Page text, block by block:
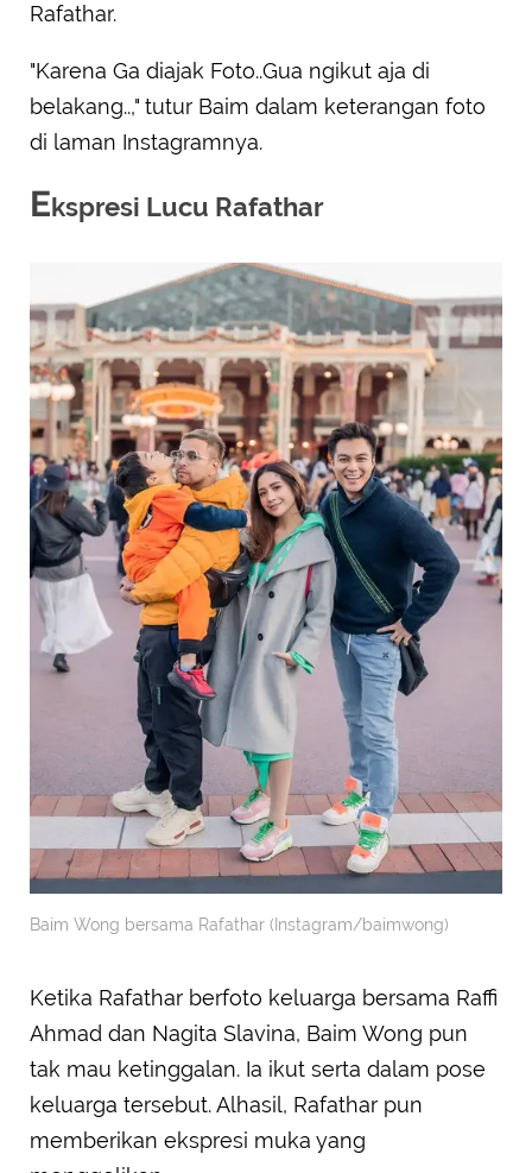
Rafathar.
"Karena Ga diajak Foto..Gua ngikut aja di
belakang..," tutur Baim dalam keterangan foto
di laman Instagramnya.
Ekspresi Lucu Rafathar
Baim Wong bersama Rafathar (Instagram/baimwong)
Ketika Rafathar berfoto keluarga bersama Raffi
Ahmad dan Nagita Slavina, Baim Wong pun
tak mau ketinggalan. Ia ikut serta dalam pose
keluarga tersebut. Alhasil, Rafathar pun
memberikan ekspresi muka yang